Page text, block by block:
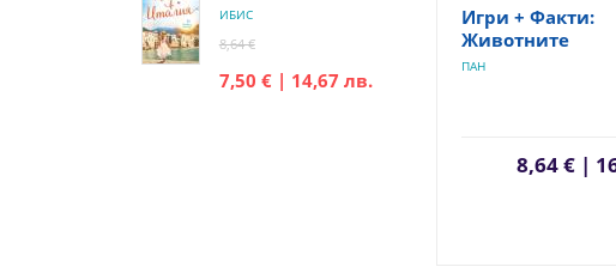
ИБИС
8,64 €
7,50 € | 14,67 лв.
Игри + Факти:
Животните
ПАН
8,64 € |